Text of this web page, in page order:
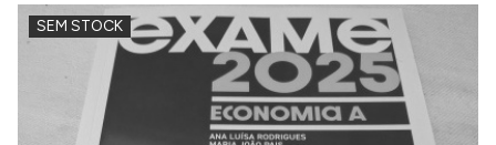
SEM STOCK